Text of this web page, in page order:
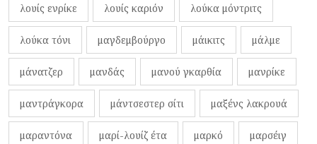
λουίς ενρίκε λουίς καριόν λούκα μόντριτς
λούκα τόνι μαγδεμβούργο μάικιτς μάλμε
μάνατζερ μανδάς μανού γκαρθία μανρίκε
μαντράγκορα μάντσεστερ σίτι μαξένς λακρουά
μαραντόνα μαρί-λουίζ έτα μαρκό μαρσέιγ